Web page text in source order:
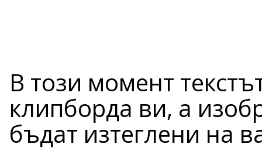
В този момент
клипборда ви, а
бъдат изтеглени на